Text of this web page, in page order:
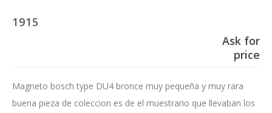
1915
Ask for
price
Magneto bosch type DU4 bronce muy pequeña y muy rara
buena pieza de coleccion es de el muestrario que llevaban los